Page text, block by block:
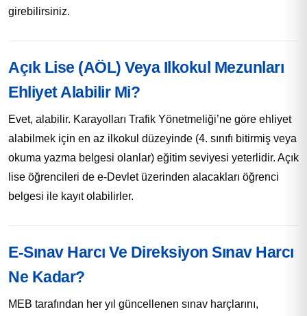
girebilirsiniz.
Açık Lise (AÖL) Veya Ilkokul Mezunları
Ehliyet Alabilir Mi?
Evet, alabilir. Karayolları Trafik Yönetmeliği’ne göre ehliyet
alabilmek için en az ilkokul düzeyinde (4. sınıfı bitirmiş veya
okuma yazma belgesi olanlar) eğitim seviyesi yeterlidir. Açık
lise öğrencileri de e-Devlet üzerinden alacakları öğrenci
belgesi ile kayıt olabilirler.
E-Sınav Harcı Ve Direksiyon Sınav Harcı
Ne Kadar?
MEB tarafından her yıl güncellenen sınav harçlarını,